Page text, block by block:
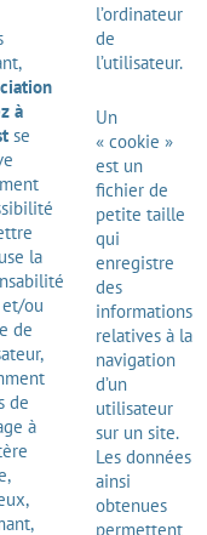
à
se
la
ou
de
de
à
l’ordinateur
de
l’utilisateur.
Un
« cookie »
est un
fichier de
petite taille
qui
enregistre
des
informations
relatives à la
navigation
d’un
utilisateur
sur un site.
Les données
ainsi
obtenues
permettent